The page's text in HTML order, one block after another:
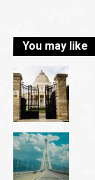
You may like